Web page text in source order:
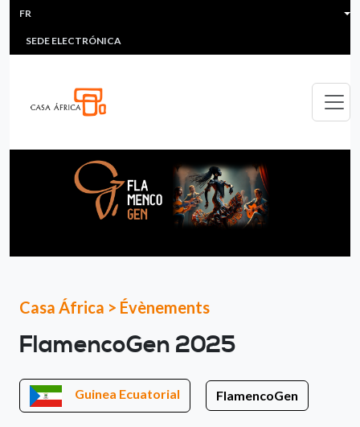
Aller au contenu principal
HEADER MENU
MULTIMEDIA
SEDE ELECTRÓNICA
FR
Casa África > Évènements
FlamencoGen 2025
Guinea Ecuatorial FlamencoGen